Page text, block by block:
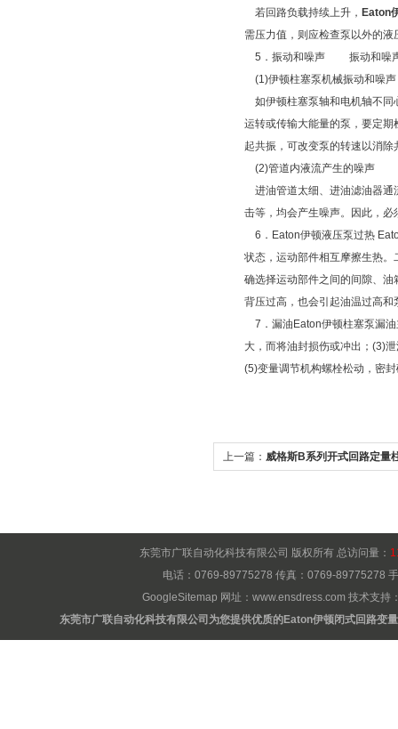
若回路负载持续上升， Eaton
需压力值，则应检查泵以外的
5．振动和噪声 振动和噪声
(1)伊顿柱塞泵机械振动和噪声
如伊顿柱塞泵轴和电机轴不同
运转或传输大能量的泵，要定
起共振，可改变泵的转速以消除
(2)管道内液流产生的噪声
进油管道太细、进油滤油器通
击等，均会产生噪声。因此，
6．Eaton伊顿液压泵过热
状态，运动部件相互摩擦生热
确选择运动部件之间的间隙、
背压过高，也会引起油温过高和
7．漏油Eaton伊顿柱塞泵漏油
大，而将油封损伤或冲出；(3)
(5)变量调节机构螺栓松动，密
上一篇： 威格斯B系列开式回路定量
东莞市广联自动化科技有限公司 版权所有 总访问量：
电话：0769-89775278 传真：0769-89775278
GoogleSitemap 网址： www.ensdress.com 技术支持
东莞市广联自动化科技有限公司为您提供优质的Eaton伊顿闭式回路变